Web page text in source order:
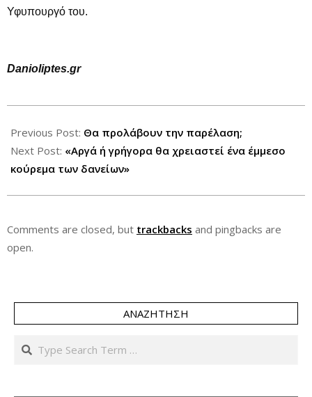
Υφυπουργό του.
Danioliptes.gr
06-
25
Previous Post: Θα προλάβουν την παρέλαση;
Next Post: «Αργά ή γρήγορα θα χρειαστεί ένα έμμεσο
κούρεμα των δανείων»
Comments are closed, but trackbacks and pingbacks are
open.
ΑΝΑΖΉΤΗΣΗ
Search